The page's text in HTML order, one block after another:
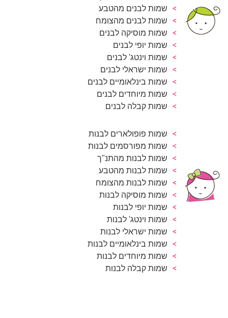
שמות לבנים מהטבע
שמות לבנים מהצומח
שמות מוסיקה לבנים
שמות יופי לבנים
שמות וינטג' לבנים
שמות ישראלי לבנים
שמות בינלאומיים לבנים
שמות מיוחדים לבנים
שמות קבלה לבנים
שמות פופולארים לבנות
שמות מפורסמים לבנות
שמות לבנות מהתנ"ך
שמות לבנות מהטבע
שמות לבנות מהצומח
שמות מוסיקה לבנות
שמות יופי לבנות
שמות וינטג' לבנות
שמות ישראלי לבנות
שמות בינלאומיים לבנות
שמות מיוחדים לבנות
שמות קבלה לבנות